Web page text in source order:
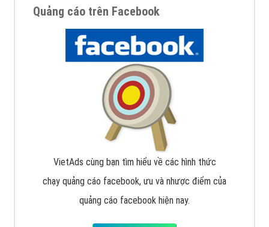
Quảng cáo trên Facebook
VietAds cùng bạn tìm hiểu về các hình thức
chạy quảng cáo facebook, ưu và nhược điểm của
quảng cáo facebook hiện nay.